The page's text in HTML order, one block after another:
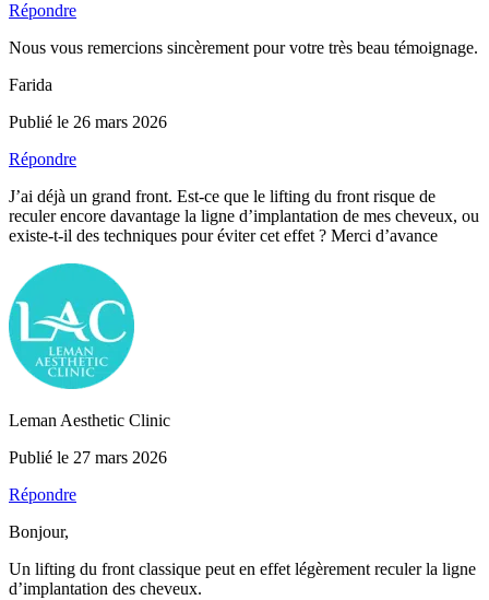
Répondre
Nous vous remercions sincèrement pour votre très beau témoignage.
Farida
Publié le 26 mars 2026
Répondre
J’ai déjà un grand front. Est-ce que le lifting du front risque de
reculer encore davantage la ligne d’implantation de mes cheveux, ou
existe-t-il des techniques pour éviter cet effet ? Merci d’avance
Leman Aesthetic Clinic
Publié le 27 mars 2026
Répondre
Bonjour,
Un lifting du front classique peut en effet légèrement reculer la ligne
d’implantation des cheveux.